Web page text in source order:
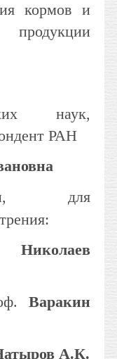
кормов и
наук,
РАН
для
Николаев
Варакин
А.К.